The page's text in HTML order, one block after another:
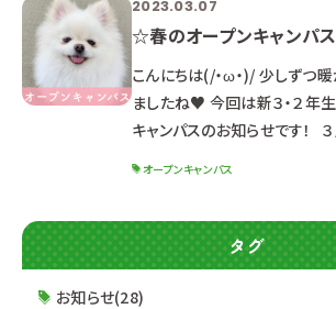
ント☆ オープンキャンパスとは
体験イベントです♪ 進路研究
も大丈夫！ ルネサンスの雰囲
ω・)/ ☆スケジュール☆ ３月２５
（受
2023.03.07
☆春のオープンキャンパ
こんにちは(/・ω・)/ 少しずつ
ましたね♥ 今回は新３・２年
キャンパスのお知らせです！
ント☆ ☑最新パンフレット先
最新情報＆2024年度入試制
オープンキャンパスに参加す
オープンキャンパス
タグ
お知らせ(28)